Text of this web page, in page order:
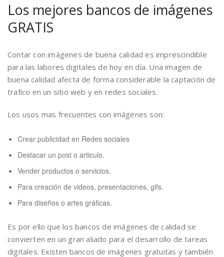
Los mejores bancos de imágenes
GRATIS
Contar con imágenes de buena calidad es imprescindible
para las labores digitales de hoy en día. Una imagen de
buena calidad afecta de forma considerable la captación de
trafico en un sitio web y en redes sociales.
Los usos mas frecuentes con imágenes son:
Crear publicidad en Redes sociales
Destacar un post o articulo.
Vender productos o servicios.
Para creación de videos, presentaciones, gifs.
Para diseños o artes gráficas.
Es por ello que los bancos de imágenes de calidad se
convierten en un gran aliado para el desarrollo de tareas
digitales. Existen bancos de imágenes gratuitas y también